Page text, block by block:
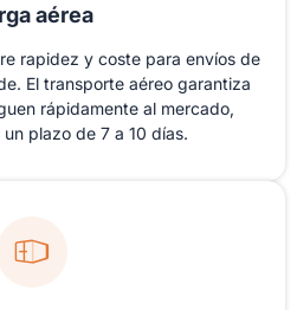
aérea
rapidez y coste para envíos de
El transporte aéreo garantiza
rápidamente al mercado,
plazo de 7 a 10 días.